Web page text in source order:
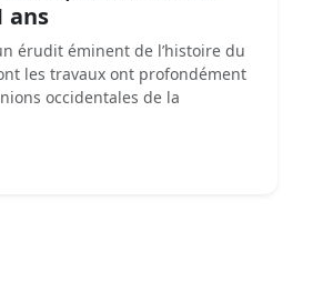
ans
érudit éminent de l’histoire du
les travaux ont profondément
occidentales de la